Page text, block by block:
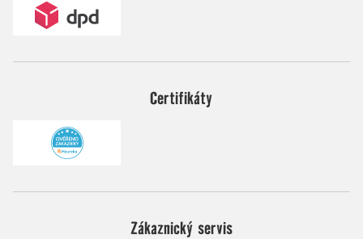
Certifikáty
Zákaznický servis